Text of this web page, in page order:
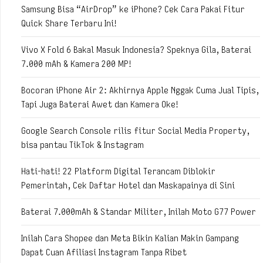
Samsung Bisa “AirDrop” ke iPhone? Cek Cara Pakai Fitur
Quick Share Terbaru Ini!
Vivo X Fold 6 Bakal Masuk Indonesia? Speknya Gila, Baterai
7.000 mAh & Kamera 200 MP!
Bocoran iPhone Air 2: Akhirnya Apple Nggak Cuma Jual Tipis,
Tapi Juga Baterai Awet dan Kamera Oke!
Google Search Console rilis fitur Social Media Property,
bisa pantau TikTok & Instagram
Hati-hati! 22 Platform Digital Terancam Diblokir
Pemerintah, Cek Daftar Hotel dan Maskapainya di Sini
Baterai 7.000mAh & Standar Militer, Inilah Moto G77 Power
Inilah Cara Shopee dan Meta Bikin Kalian Makin Gampang
Dapat Cuan Afiliasi Instagram Tanpa Ribet